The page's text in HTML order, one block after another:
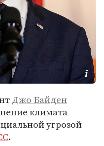
Джо Байден
климата
угрозой
.